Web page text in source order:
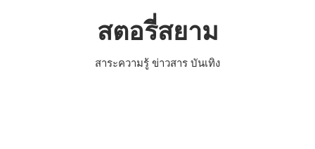
สตอรี่สยาม
สาระความรู้ ข่าวสาร บันเทิง